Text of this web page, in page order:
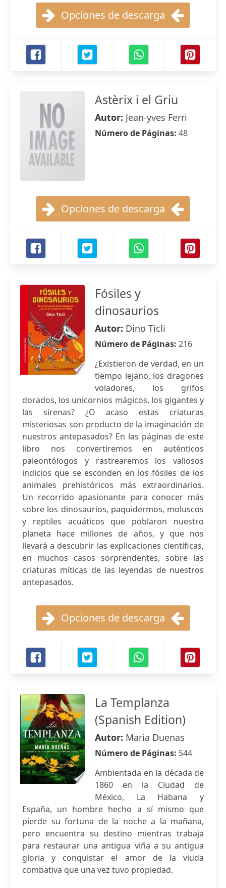
Opciones de descarga
Astèrix i el Griu
Autor: Jean-yves Ferri
Número de Páginas: 48
Opciones de descarga
Fósiles y
dinosaurios
Autor: Dino Ticli
Número de Páginas: 216
¿Existieron de verdad, en un
tiempo lejano, los dragones
voladores, los grifos
dorados, los unicornios mágicos, los gigantes y
las sirenas? ¿O acaso estas criaturas
misteriosas son producto de la imaginación de
nuestros antepasados? En las páginas de este
libro nos convertiremos en auténticos
paleontólogos y rastrearemos los valiosos
indicios que se esconden en los fósiles de los
animales prehistóricos más extraordinarios.
Un recorrido apasionante para conocer más
sobre los dinosaurios, paquidermos, moluscos
y reptiles acuáticos que poblaron nuestro
planeta hace millones de años, y que nos
llevará a descubrir las explicaciones científicas,
en muchos casos sorprendentes, sobre las
criaturas míticas de las leyendas de nuestros
antepasados.
Opciones de descarga
La Templanza
(Spanish Edition)
Autor: Maria Duenas
Número de Páginas: 544
Ambientada en la década de
1860 en la Ciudad de
México, La Habana y
España, un hombre hecho a sí mismo que
pierde su fortuna de la noche a la mañana,
pero encuentra su destino mientras trabaja
para restaurar una antigua viña a su antigua
gloria y conquistar el amor de la viuda
combativa que una vez tuvo propiedad.